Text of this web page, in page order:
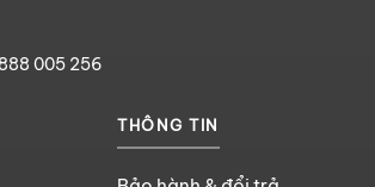
005 256
THÔNG TIN